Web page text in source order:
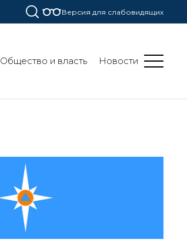
Версия для слабовидящих
Общество и власть Новости